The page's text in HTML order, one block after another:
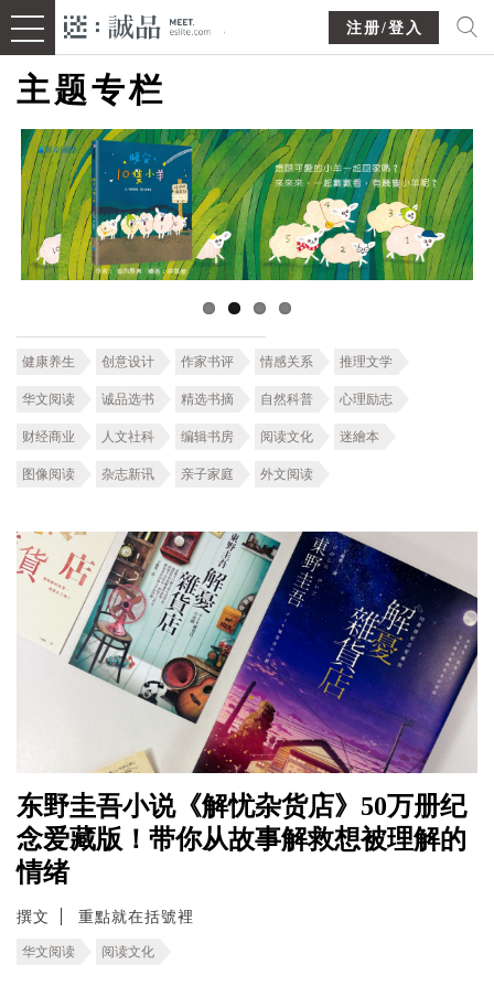
注册/登入
主题专栏
健康养生 创意设计 作家书评 情感关系 推理文学
华文阅读 诚品选书 精选书摘 自然科普 心理励志
财经商业 人文社科 编辑书房 阅读文化 迷繪本
图像阅读 杂志新讯 亲子家庭 外文阅读
东野圭吾小说《解忧杂货店》50万册纪
念爱藏版！带你从故事解救想被理解的
情绪
撰文 重點就在括號裡
华文阅读 阅读文化